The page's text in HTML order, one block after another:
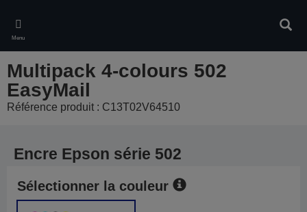
main
content
Menu
Multipack 4-colours 502
EasyMail
Référence produit : C13T02V64510
Encre Epson série 502
Sélectionner la couleur